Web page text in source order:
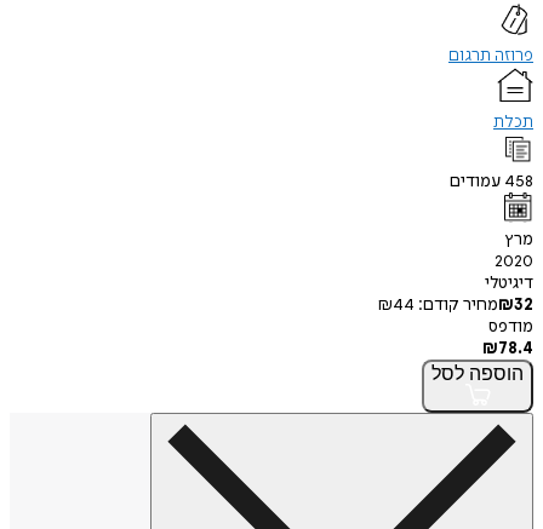
פרוזה תרגום
תכלת
458 עמודים
מרץ
2020
דיגיטלי
₪32 מחיר קודם: ₪44
מודפס
₪78.4
הוספה לסל